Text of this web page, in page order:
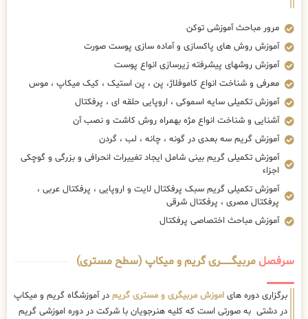
مرور مباحث آموزشی توکن
آموزش روش های پاکسازی و آماده سازی پوست صورت
آموزش روشهای پیشرفته زیرسازی انواع پوست
معرفی و شناخت انواع کاموفلاژ، پن ، پن استیک ، کیک میکاپ ، موس
آموزش تکمیلی سایه اسموکی ، اروپایی حلقه ای ، پرفکتال
آشنایی و شناخت انواع مژه بهمراه روش کاشت و نصب آن
آموزش گریم سه بعدی در گونه ، چانه ، لب ، گردن
آموزش تکمیلی گریم بینی شامل ایجاد تغییرات انحرافی و بزرگی و گوچکی
اجزاء
آموزش تکمیلی گریم سبک پرفکتال لایت و اروپایی ، پرفکتال عربی ،
پرفکتال مصری ، پرفکتال شرقی
آموزش مباحث اختصاصی پرفکتال
سرفصلمربیگــــــــری گریم و میکاپ (سطح مستری)
برگزاری دوره های اموزش مربیگری و مستری گریم در آموزشگاه گریم و میکاپ
در دشتی به صورتی است که کلیه هنرجویان با شرکت در دوره اموزشی گریم